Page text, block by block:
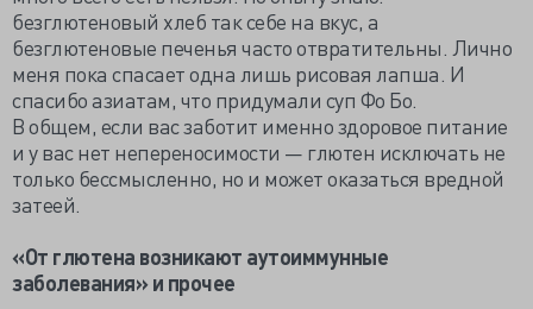
безглютеновый хлеб так себе на вкус, а
безглютеновые печенья часто отвратительны. Лично
меня пока спасает одна лишь рисовая лапша. И
спасибо азиатам, что придумали суп Фо Бо.
В общем, если вас заботит именно здоровое питание
и у вас нет непереносимости — глютен исключать не
только бессмысленно, но и может оказаться вредной
затеей.
«От глютена возникают аутоиммунные
заболевания» и прочее